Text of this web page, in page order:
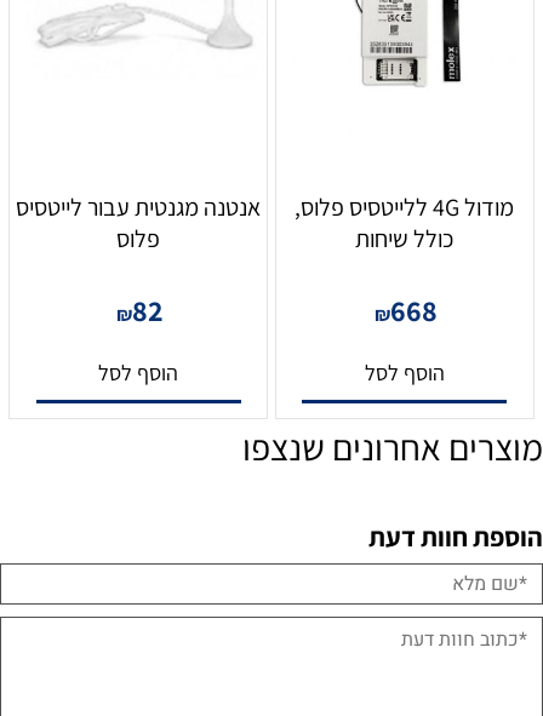
מודול 4G ללייטסיס פלוס,
כולל שיחות
₪668
הוסף לסל
אנטנה מגנטית עבור לייטסיס
פלוס
₪82
הוסף לסל
מוצרים אחרונים שנצפו
הוספת חוות דעת